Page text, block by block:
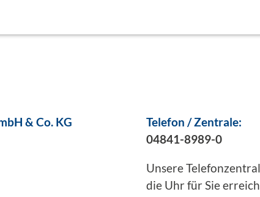
& Co. KG
Telefon / Zentrale:
04841-8989-0
Unsere
die Uhr für Sie